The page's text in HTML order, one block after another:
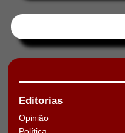
Editorias
Opinião